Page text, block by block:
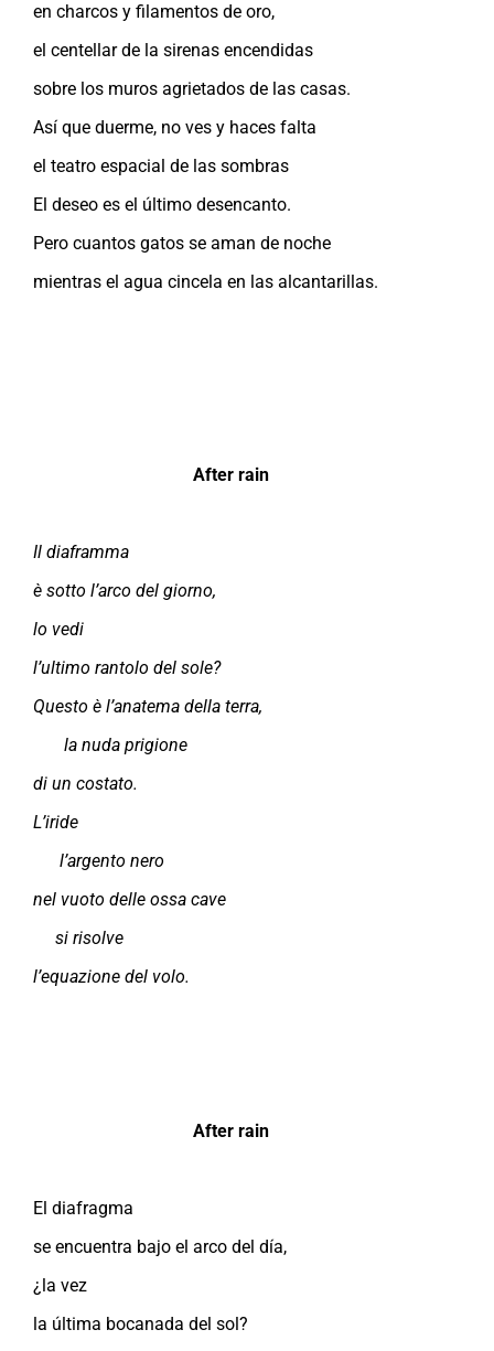
en charcos y filamentos de oro,
el centellar de la sirenas encendidas
sobre los muros agrietados de las casas.
Así que duerme, no ves y haces falta
el teatro espacial de las sombras
El deseo es el último desencanto.
Pero cuantos gatos se aman de noche
mientras el agua cincela en las alcantarillas.
After rain
Il diaframma
è sotto l’arco del giorno,
lo vedi
l’ultimo rantolo del sole?
Questo è l’anatema della terra,
la nuda prigione
di un costato.
L’iride
l’argento nero
nel vuoto delle ossa cave
si risolve
l’equazione del volo.
After rain
El diafragma
se encuentra bajo el arco del día,
¿la vez
la última bocanada del sol?